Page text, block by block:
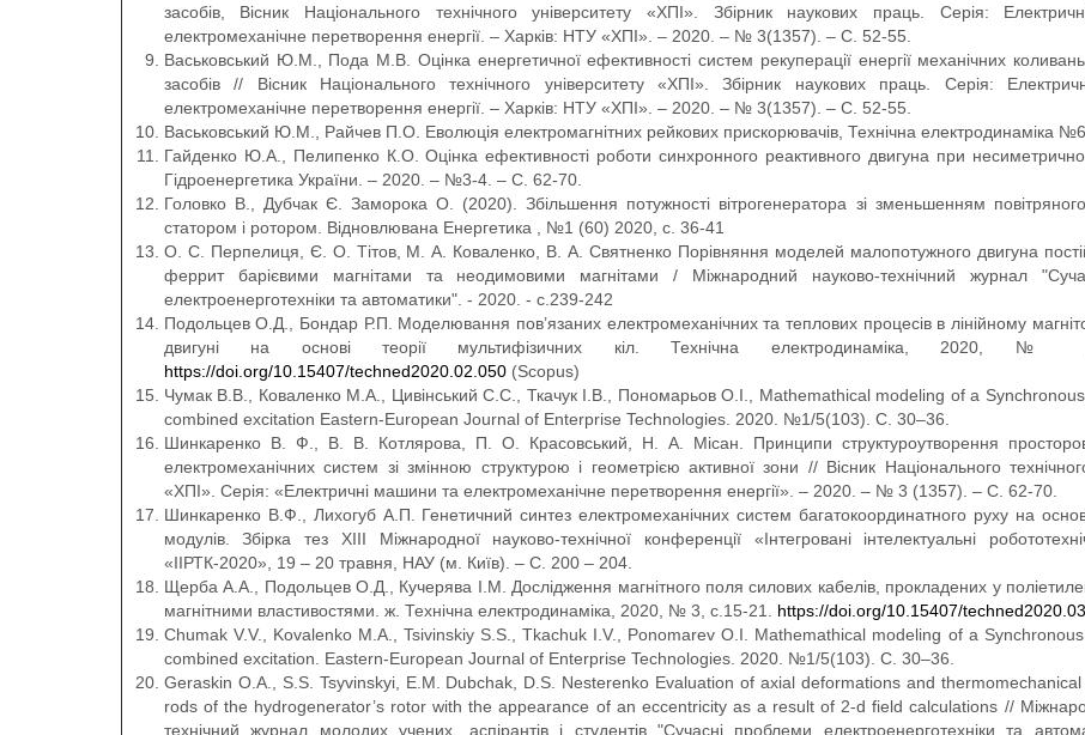
засобів, Вісник Національного технічного університету «ХПІ». Збірник наукових праць. Серія:
електромеханічне перетворення енергії. – Харків: НТУ «ХПІ». – 2020. – № 3(1357). – С. 52-55.
Васьковський Ю.М., Пода М.В. Оцінка енергетичної ефективності систем рекуперації енергії механічних
засобів // Вісник Національного технічного університету «ХПІ». Збірник наукових праць. Серія:
електромеханічне перетворення енергії. – Харків: НТУ «ХПІ». – 2020. – № 3(1357). – С. 52-55.
Васьковський Ю.М., Райчев П.О. Еволюція електромагнітних рейкових прискорювачів, Технічна електродинаміка
Гайденко Ю.А., Пелипенко К.О. Оцінка ефективності роботи синхронного реактивного двигуна при
Гідроенергетика України. – 2020. – №3-4. – С. 62-70.
Головко В., Дубчак Є. Заморока О. (2020). Збільшення потужності вітрогенератора зі зменьшенням
статором і ротором. Відновлювана Енергетика , №1 (60) 2020, с. 36-41
О. С. Перпелиця, Є. О. Тітов, М. А. Коваленко, В. А. Святненко Порівняння моделей малопотужного двигуна
феррит барієвими магнітами та неодимовими магнітами / Міжнародний науково-технічний журнал
електроенерготехніки та автоматики". - 2020. - c.239-242
Подольцев О.Д., Бондар Р.П. Моделювання пов’язаних електромеханічних та теплових процесів в лінійному
двигуні на основі теорії мультифізичних кіл. Технічна електродинаміка, 2020,
https://doi.org/10.15407/techned2020.02.050(Scopus)
Чумак В.В., Коваленко М.А., Цивінський С.С., Ткачук І.В., Пономарьов О.І., Mathemathical modeling of a
combined excitation Eastern-European Journal of Enterprise Technologies. 2020. №1/5(103). C. 30–36.
Шинкаренко В. Ф., В. В. Котлярова, П. О. Красовський, Н. А. Місан. Принципи структуроутворення
електромеханічних систем зі змінною структурою і геометрією активної зони // Вісник Національного
«ХПІ». Серія: «Електричні машини та електромеханічне перетворення енергії». – 2020. – № 3 (1357). – С. 62-70.
Шинкаренко В.Ф., Лихогуб А.П. Генетичний синтез електромеханічних систем багатокоординатного руху на
модулів. Збірка тез ХІІІ Міжнародної науково-технічної конференції «Інтегровані інтелектуальні
«ІІРТК-2020», 19 – 20 травня, НАУ (м. Київ). – С. 200 – 204.
Щерба А.А., Подольцев О.Д., Кучерява І.М. Дослідження магнітного поля силових кабелів, прокладених у
магнітними властивостями. ж. Технічна електродинаміка, 2020, № 3, с.15-21. https://doi.org/10.15407/
Chumak V.V., Kovalenko M.A., Tsivinskiy S.S., Tkachuk I.V., Ponomarev O.I. Mathemathical modeling of a
combined excitation. Eastern-European Journal of Enterprise Technologies. 2020. №1/5(103). C. 30–36.
Geraskin O.А., S.S. Tsyvinskyi, E.M. Dubchak, D.S. Nesterenko Evaluation of axial deformations and
rods of the hydrogenerator’s rotor with the appearance of an eccentricity as a result of 2-d field calculations //
технічний журнал молодих учених, аспірантів і студентів "Сучасні проблеми електроенерготехніки та